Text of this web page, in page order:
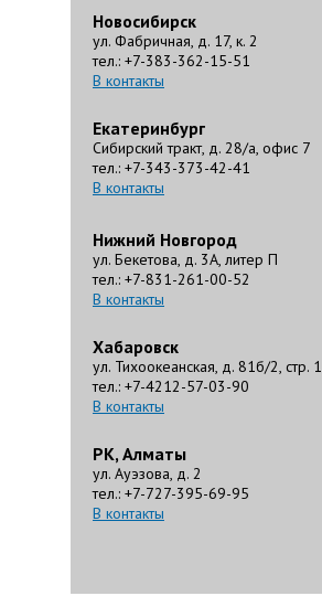
Новосибирск
ул. Фабричная, д. 17, к. 2
тел.: +7-383-362-15-51
В контакты
Екатеринбург
Сибирский тракт, д. 28/а, офис 7
тел.: +7-343-373-42-41
В контакты
Нижний Новгород
ул. Бекетова, д. 3А, литер П
тел.: +7-831-261-00-52
В контакты
Хабаровск
ул. Тихоокеанская, д. 81б/2, стр. 1
тел.: +7-4212-57-03-90
В контакты
РК, Алматы
ул. Ауэзова, д. 2
тел.: +7-727-395-69-95
В контакты